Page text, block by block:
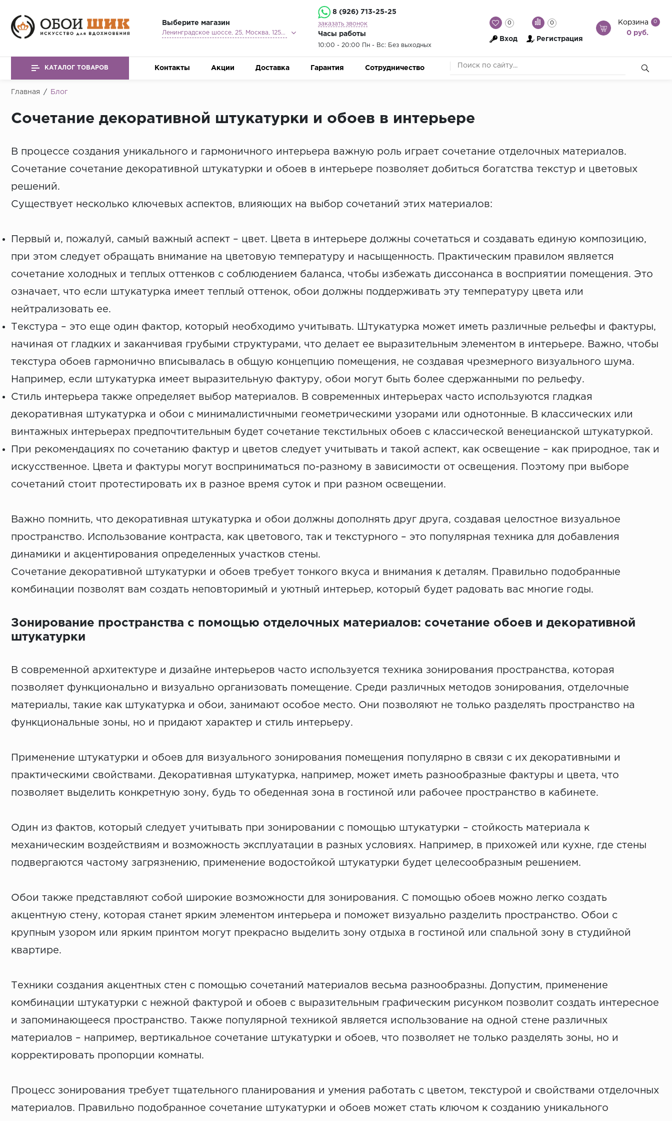
Выберите магазин
Ленинградское шоссе, 25, Москва, 125212
8 (926) 713-25-25
заказать звонок
Часы работы
10:00 - 20:00 Пн - Вс: Без выходных
0 0
Вход Регистрация
Корзина 0
0 руб.
КАТАЛОГ ТОВАРОВ Контакты Акции Доставка Гарантия Сотрудничество
Главная / Блог
Сочетание декоративной штукатурки и обоев в интерьере
В процессе создания уникального и гармоничного интерьера важную роль играет сочетание отделочных материалов.
Сочетание сочетание декоративной штукатурки и обоев в интерьере позволяет добиться богатства текстур и цветовых
решений.
Существует несколько ключевых аспектов, влияющих на выбор сочетаний этих материалов:
Первый и, пожалуй, самый важный аспект – цвет. Цвета в интерьере должны сочетаться и создавать единую композицию,
при этом следует обращать внимание на цветовую температуру и насыщенность. Практическим правилом является
сочетание холодных и теплых оттенков с соблюдением баланса, чтобы избежать диссонанса в восприятии помещения. Это
означает, что если штукатурка имеет теплый оттенок, обои должны поддерживать эту температуру цвета или
нейтрализовать ее.
Текстура – это еще один фактор, который необходимо учитывать. Штукатурка может иметь различные рельефы и фактуры,
начиная от гладких и заканчивая грубыми структурами, что делает ее выразительным элементом в интерьере. Важно, чтобы
текстура обоев гармонично вписывалась в общую концепцию помещения, не создавая чрезмерного визуального шума.
Например, если штукатурка имеет выразительную фактуру, обои могут быть более сдержанными по рельефу.
Стиль интерьера также определяет выбор материалов. В современных интерьерах часто используются гладкая
декоративная штукатурка и обои с минималистичными геометрическими узорами или однотонные. В классических или
винтажных интерьерах предпочтительным будет сочетание текстильных обоев с классической венецианской штукатуркой.
При рекомендациях по сочетанию фактур и цветов следует учитывать и такой аспект, как освещение – как природное, так и
искусственное. Цвета и фактуры могут восприниматься по-разному в зависимости от освещения. Поэтому при выборе
сочетаний стоит протестировать их в разное время суток и при разном освещении.
Важно помнить, что декоративная штукатурка и обои должны дополнять друг друга, создавая целостное визуальное
пространство. Использование контраста, как цветового, так и текстурного – это популярная техника для добавления
динамики и акцентирования определенных участков стены.
Сочетание декоративной штукатурки и обоев требует тонкого вкуса и внимания к деталям. Правильно подобранные
комбинации позволят вам создать неповторимый и уютный интерьер, который будет радовать вас многие годы.
Зонирование пространства с помощью отделочных материалов: сочетание обоев и декоративной
штукатурки
В современной архитектуре и дизайне интерьеров часто используется техника зонирования пространства, которая
позволяет функционально и визуально организовать помещение. Среди различных методов зонирования, отделочные
материалы, такие как штукатурка и обои, занимают особое место. Они позволяют не только разделять пространство на
функциональные зоны, но и придают характер и стиль интерьеру.
Применение штукатурки и обоев для визуального зонирования помещения популярно в связи с их декоративными и
практическими свойствами. Декоративная штукатурка, например, может иметь разнообразные фактуры и цвета, что
позволяет выделить конкретную зону, будь то обеденная зона в гостиной или рабочее пространство в кабинете.
Один из фактов, который следует учитывать при зонировании с помощью штукатурки – стойкость материала к
механическим воздействиям и возможность эксплуатации в разных условиях. Например, в прихожей или кухне, где стены
подвергаются частому загрязнению, применение водостойкой штукатурки будет целесообразным решением.
Обои также представляют собой широкие возможности для зонирования. С помощью обоев можно легко создать
акцентную стену, которая станет ярким элементом интерьера и поможет визуально разделить пространство. Обои с
крупным узором или ярким принтом могут прекрасно выделить зону отдыха в гостиной или спальной зону в студийной
квартире.
Техники создания акцентных стен с помощью сочетаний материалов весьма разнообразны. Допустим, применение
комбинации штукатурки с нежной фактурой и обоев с выразительным графическим рисунком позволит создать интересное
и запоминающееся пространство. Также популярной техникой является использование на одной стене различных
материалов – например, вертикальное сочетание штукатурки и обоев, что позволяет не только разделять зоны, но и
корректировать пропорции комнаты.
Процесс зонирования требует тщательного планирования и умения работать с цветом, текстурой и свойствами отделочных
материалов. Правильно подобранное сочетание штукатурки и обоев может стать ключом к созданию уникального